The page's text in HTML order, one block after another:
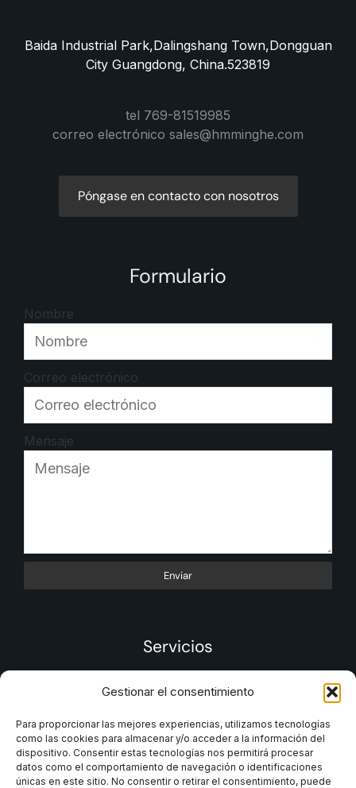
Gestionar el consentimiento
Para proporcionar las mejores experiencias, utilizamos tecnologías
como las cookies para almacenar y/o acceder a la información del
dispositivo. Consentir estas tecnologías nos permitirá procesar
datos como el comportamiento de navegación o identificaciones
únicas en este sitio. No consentir o retirar el consentimiento, puede
Baida Industrial Park,Dalingshang Town,Dongguan
City Guangdong, China.523819
tel 769-81519985
correo electrónico sales@hmminghe.com
Póngase en contacto con nosotros
Formulario
Nombre
Correo electrónico
Mensaje
Enviar
Servicios